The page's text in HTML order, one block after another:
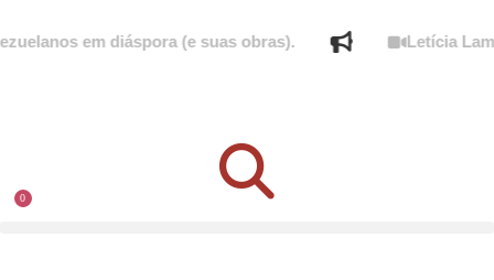
em diáspora (e suas obras). Letícia
0